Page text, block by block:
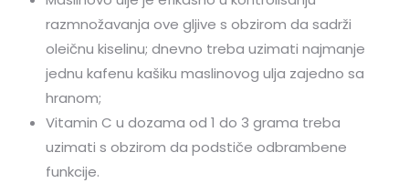
razmnožavanja ove gljive s obzirom da sadrži
oleičnu kiselinu; dnevno treba uzimati najmanje
jednu kafenu kašiku maslinovog ulja zajedno sa
hranom;
Vitamin C u dozama od 1 do 3 grama treba
uzimati s obzirom da podstiče odbrambene
funkcije.